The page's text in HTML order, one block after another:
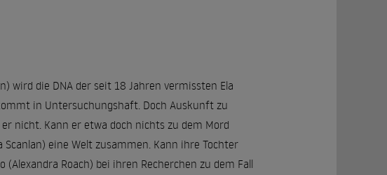
wird die DNA der seit 18 Jahren vermissten Ela
in Untersuchungshaft. Doch Auskunft zu
nicht. Kann er etwa doch nichts zu dem Mord
eine Welt zusammen. Kann ihre Tochter
Roach) bei ihren Recherchen zu dem Fall